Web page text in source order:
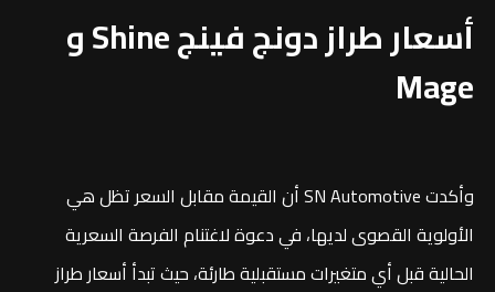
أسعار طراز دونج فينج Shine و
Mage
وأكدت SN Automotive أن القيمة مقابل السعر تظل هي
الأولوية القصوى لديها، في دعوة لاغتنام الفرصة السعرية
الحالية قبل أي متغيرات مستقبلية طارئة، حيث تبدأ أسعار طراز